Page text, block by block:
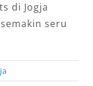
di Jogja
seru